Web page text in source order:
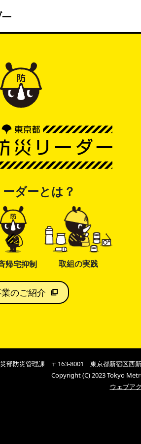
ダーとは？
帰宅抑制 取組の実践
のご紹介
部防災管理課 〒163-8001 東京都新宿区西
Copyright (C) 2023 Tokyo
ウェブア